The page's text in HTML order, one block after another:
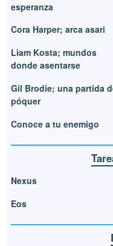
esperanza
Cora Harper; arca asari
Liam Kosta; mundos
donde asentarse
Gil Brodie; una partida
póquer
Conoce a tu enemigo
Nexus
Eos